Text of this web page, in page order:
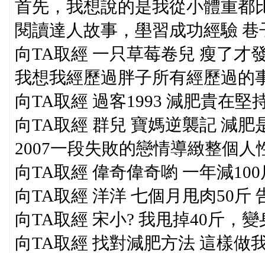
首先，我想說的是我從小體重都
閱讀達人故事，壆習成功經驗
向TA取經 一只草莓卷兒 瘦了才
我想我經歷過胖子所有經歷過的
向TA取經 過客1993 減肥貴在堅
向TA取經 群兒 寶媽逆襲記 減肥
2007一段失敗的戀情導緻整個
向TA取經 偉奇偉奇喲 一年減
向TA取經 洋洋 七個月甩肉50斤
向TA取經 宋小? 我甩掉40斤，
向TA取經 找對減肥方法 這樣做